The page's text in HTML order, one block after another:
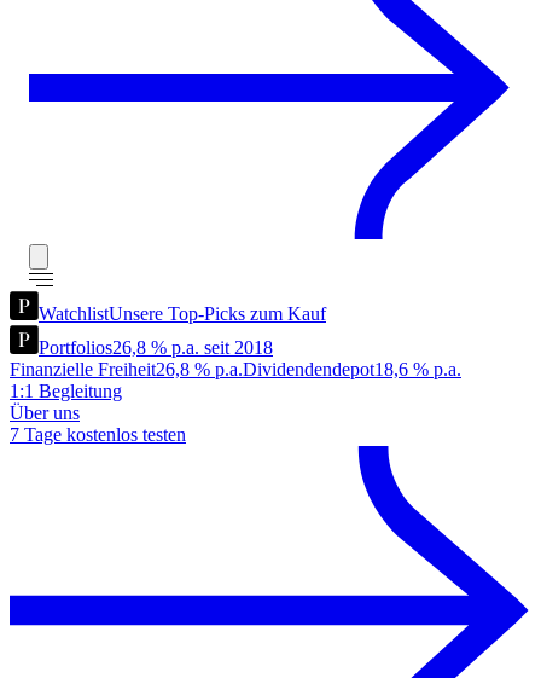
WatchlistUnsere Top-Picks zum Kauf
Portfolios26,8 % p.a. seit 2018
Finanzielle Freiheit26,8 % p.a.Dividendendepot18,6 % p.a.
1:1 Begleitung
Über uns
7 Tage kostenlos testen